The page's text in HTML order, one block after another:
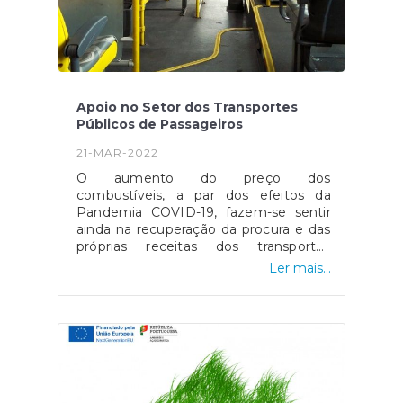
pode ser consultada aqui.
Apoio no Setor dos Transportes
Públicos de Passageiros
21-MAR-2022
O aumento do preço dos
combustíveis, a par dos efeitos da
Pandemia COVID-19, fazem-se sentir
ainda na recuperação da procura e das
próprias receitas dos transportes
públicos, levando então à continuidade
transportes públicos. Este apoio teve
Resolução do Conselho de Ministros n.º
153/2021, de 12 de novembro, e visa
que não seja necessário aumentar o
preço dos bilhetes dos utilizadores de
Ler mais...